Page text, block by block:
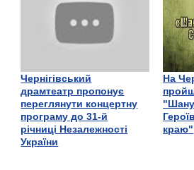
Чернігівський
драмтеатр пропонує
переглянути концертну
програму до 31-й
річниці Незалежності
України
На
краю"